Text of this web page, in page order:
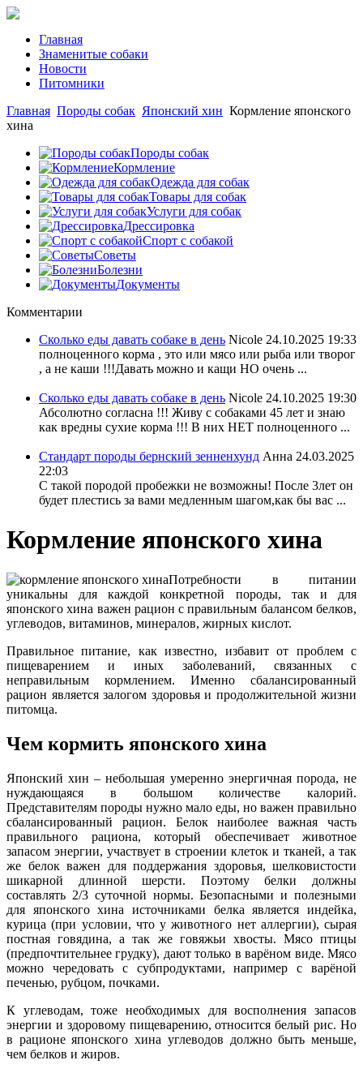
Главная
Знаменитые собаки
Новости
Питомники
Главная Породы собак Японский хин Кормление японского
хина
Породы собак
Кормление
Одежда для собак
Товары для собак
Услуги для собак
Дрессировка
Спорт с собакой
Советы
Болезни
Документы
Комментарии
Сколько еды давать собаке в день Nicole 24.10.2025 19:33
полноценного корма , это или мясо или рыба или творог
, а не каши !!!Давать можно и кащи НО очень ...
Сколько еды давать собаке в день Nicole 24.10.2025 19:30
Абсолютно согласна !!! Живу с собаками 45 лет и знаю
как вредны сухие корма !!! В них НЕТ полноценного ...
Стандарт породы бернский зенненхунд Анна 24.03.2025
22:03
С такой породой пробежки не возможны! После 3лет он
будет плестись за вами медленным шагом,как бы вас ...
Кормление японского хина
Потребности в питании
уникальны для каждой конкретной породы, так и для
японского хина важен рацион с правильным балансом белков,
углеводов, витаминов, минералов, жирных кислот.
Правильное питание, как известно, избавит от проблем с
пищеварением и иных заболеваний, связанных с
неправильным кормлением. Именно сбалансированный
рацион является залогом здоровья и продолжительной жизни
питомца.
Чем кормить японского хина
Японский хин – небольшая умеренно энергичная порода, не
нуждающаяся в большом количестве калорий.
Представителям породы нужно мало еды, но важен правильно
сбалансированный рацион. Белок наиболее важная часть
правильного рациона, который обеспечивает животное
запасом энергии, участвует в строении клеток и тканей, а так
же белок важен для поддержания здоровья, шелковистости
шикарной длинной шерсти. Поэтому белки должны
составлять 2/3 суточной нормы. Безопасными и полезными
для японского хина источниками белка является индейка,
курица (при условии, что у животного нет аллергии), сырая
постная говядина, а так же говяжьи хвосты. Мясо птицы
(предпочтительнее грудку), дают только в варёном виде. Мясо
можно чередовать с субпродуктами, например с варёной
печенью, рубцом, почками.
К углеводам, тоже необходимых для восполнения запасов
энергии и здоровому пищеварению, относится белый рис. Но
в рационе японского хина углеводов должно быть меньше,
чем белков и жиров.